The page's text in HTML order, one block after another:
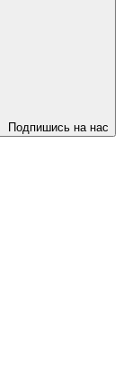
Подпишись на нас